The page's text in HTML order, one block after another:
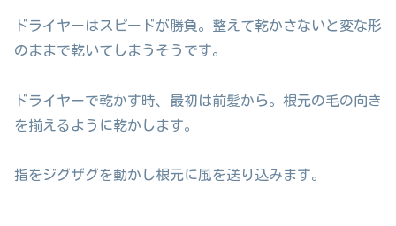
ドライヤーはスピードが勝負。整えて乾かさないと変な形
のままで乾いてしまうそうです。
ドライヤーで乾かす時、最初は前髪から。根元の毛の向き
を揃えるように乾かします。
指をジグザグを動かし根元に風を送り込みます。